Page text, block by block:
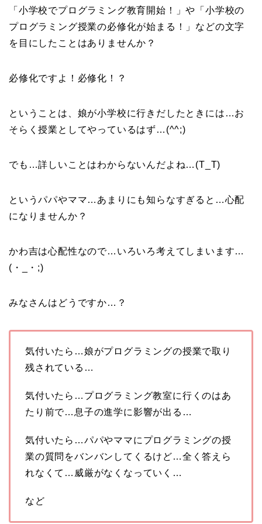
「小学校でプログラミング教育開始！」や「小学校の
プログラミング授業の必修化が始まる！」などの文字
を目にしたことはありませんか？
必修化ですよ！必修化！？
ということは、娘が小学校に行きだしたときには…お
そらく授業としてやっているはず…(^^;)
でも…詳しいことはわからないんだよね…(T_T)
というパパやママ…あまりにも知らなすぎると…心配
になりませんか？
かわ吉は心配性なので…いろいろ考えてしまいます…
(・_・;)
みなさんはどうですか…？
気付いたら…娘がプログラミングの授業で取り
残されている…
気付いたら…プログラミング教室に行くのはあ
たり前で…息子の進学に影響が出る…
気付いたら…パパやママにプログラミングの授
業の質問をバンバンしてくるけど…全く答えら
れなくて…威厳がなくなっていく…
など